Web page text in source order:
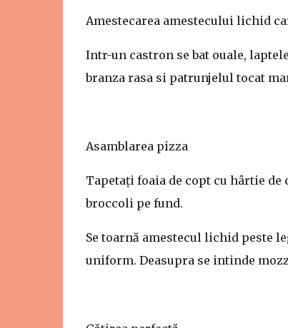
Amestecarea amestecului lichid
Intr-un castron se bat ouale,
branza rasa si patrunjelul tocat
Asamblarea pizza
Tapetați foaia de copt cu hârtie
broccoli pe fund.
Se toarnă amestecul lichid peste
uniform. Deasupra se intinde